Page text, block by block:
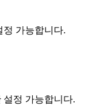
정 가능합니다.
설정 가능합니다.